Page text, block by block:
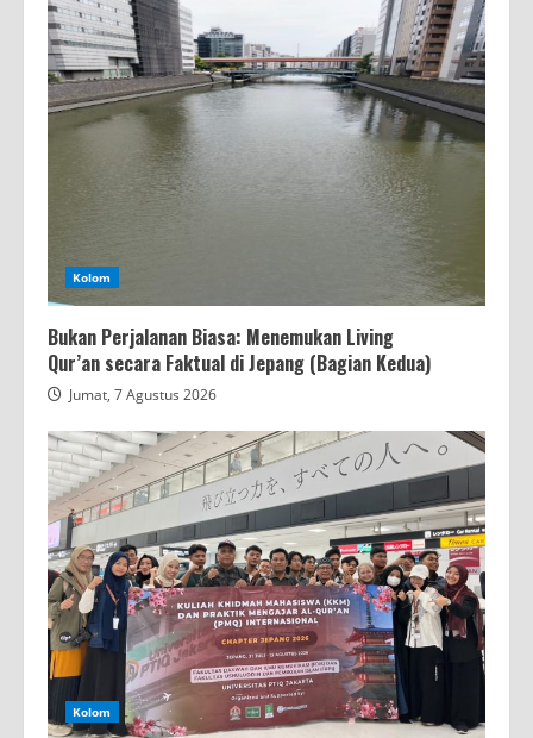
Kolom
Bukan Perjalanan Biasa: Menemukan Living
Qur’an secara Faktual di Jepang (Bagian Kedua)
Jumat, 7 Agustus 2026
Kolom